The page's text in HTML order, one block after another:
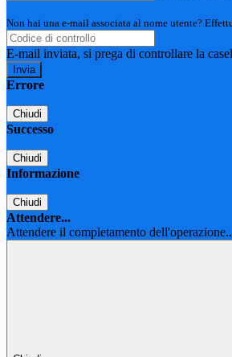
Non hai una e-mail associata al nome utente?
E-mail inviata, si prega di controllare la
Errore
Chiudi
Successo
Chiudi
Informazione
Chiudi
Attendere...
Attendere il completamento